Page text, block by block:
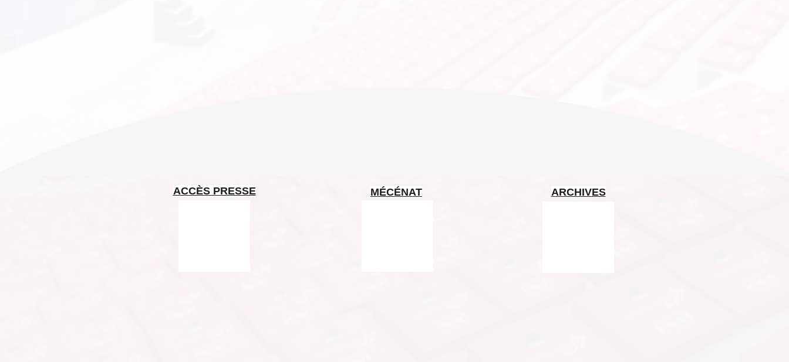
ACCÈS PRESSE MÉCÉNAT ARCHIVES